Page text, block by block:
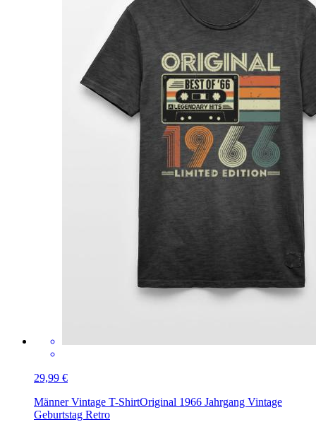
29,99 €
Männer Vintage T-ShirtOriginal 1966 Jahrgang Vintage
Geburtstag Retro